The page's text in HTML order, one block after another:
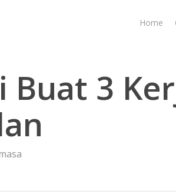
Home
Buat 3